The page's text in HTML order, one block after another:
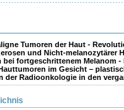
Tumoren der Haut -
und Nicht-melanozytärer
bei fortgeschrittenem Melanom -
im Gesicht –
der Radioonkologie in den